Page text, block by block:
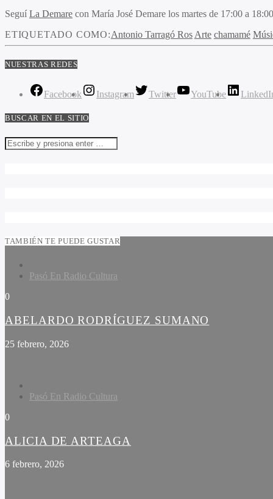
Seguí La Demare con María José Demare los martes de 17:00 a
ETIQUETADO COMO:Antonio Tarragó Ros Arte chamamé
NUESTRAS REDES
Facebook Instagram Twitter YouTube
BUSCAR EN EL SITIO
TAMBIÉN TE PUEDE GUSTAR
Pasó En Radio Cultura
0
ABELARDO RODRÍGUEZ SUMANO
25 febrero, 2026
Pasó En Radio Cultura
0
ALICIA DE ARTEAGA
6 febrero, 2026